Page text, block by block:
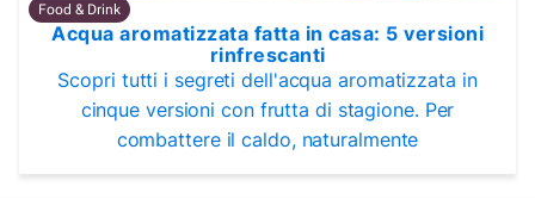
Food & Drink
Acqua aromatizzata fatta in casa: 5 versioni
rinfrescanti
Scopri tutti i segreti dell'acqua aromatizzata in
cinque versioni con frutta di stagione. Per
combattere il caldo, naturalmente